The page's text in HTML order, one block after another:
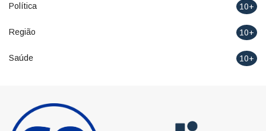
Política 10+
Região 10+
Saúde 10+